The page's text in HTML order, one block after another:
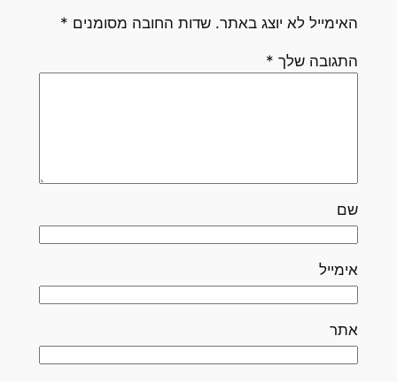
האימייל לא יוצג באתר. שדות החובה מסומנים *
התגובה שלך *
שם
אימייל
אתר